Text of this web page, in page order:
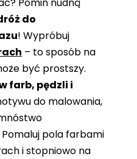
Pomiń nudną
do
! Wypróbuj
– to sposób na
być prostszy.
farb, pędzli i
do malowania,
pola farbami
i stopniowo na